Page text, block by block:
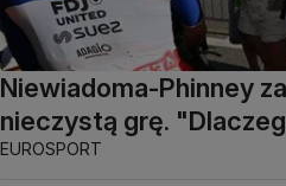
Niewiadoma-Phinney
nieczystą grę.
EUROSPORT